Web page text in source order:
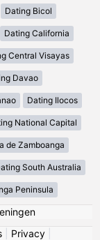
Dating Bicol
Dating California
Central Visayas
Davao
Dating Ilocos
National Capital
de Zamboanga
South Australia
Peninsula
Privacy